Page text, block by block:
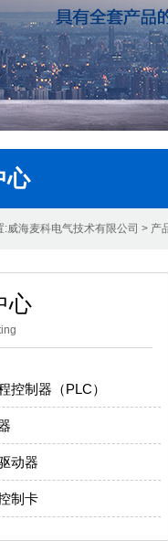
心
:威海麦科电气技术有限公司 > 产
心
控制器（PLC）
动器
制卡